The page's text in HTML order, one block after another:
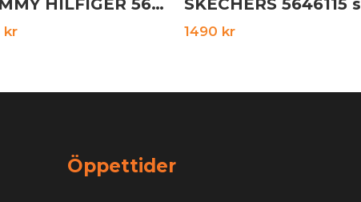
TOMMY HILFIGER 5646141 vit
kr 1490 kr
Öppettider